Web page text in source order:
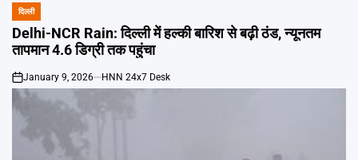
POSTED
IN
दिल्ली
Delhi-NCR Rain: दिल्ली में हल्की बारिश से बढ़ी ठंड, न्यूनतम
तापमान 4.6 डिग्री तक पहुंचा
on
January 9, 2026 HNN 24x7 Desk